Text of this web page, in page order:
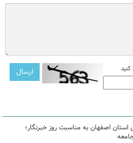
اصفهان به مناسبت روز خبرنگار؛